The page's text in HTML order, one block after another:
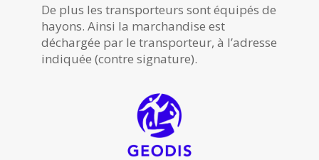
De plus les transporteurs sont équipés de
hayons. Ainsi la marchandise est
déchargée par le transporteur, à l’adresse
indiquée (contre signature).